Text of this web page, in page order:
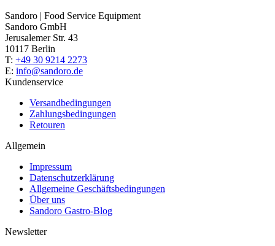
Sandoro | Food Service Equipment
Sandoro GmbH
Jerusalemer Str. 43
10117 Berlin
T: +49 30 9214 2273
E: info@sandoro.de
Kundenservice
Versandbedingungen
Zahlungsbedingungen
Retouren
Allgemein
Impressum
Datenschutzerklärung
Allgemeine Geschäftsbedingungen
Über uns
Sandoro Gastro-Blog
Newsletter